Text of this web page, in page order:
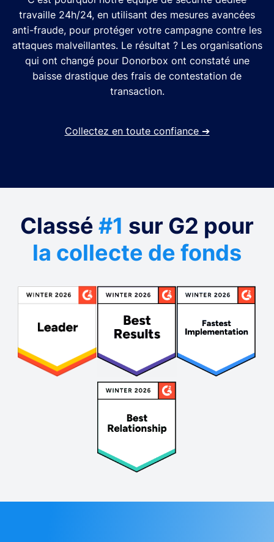
travaille 24h/24, en utilisant des mesures avancées
anti-fraude, pour protéger votre campagne contre les
attaques malveillantes. Le résultat ? Les organisations
qui ont changé pour Donorbox ont constaté une
baisse drastique des frais de contestation de
transaction.
Collectez en toute confiance ➔
Classé #1 sur G2 pour
la collecte de fonds